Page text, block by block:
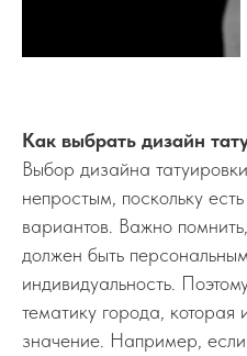
Как выбрать дизайн
Выбор дизайна
непростым, поскольку
вариантов. Важно
должен быть
индивидуальность.
тематику города, которая
значение. Например,